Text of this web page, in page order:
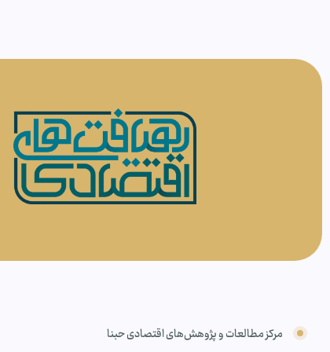
مرکز مطالعات و پژوهش‌های اقتصادی حبنا